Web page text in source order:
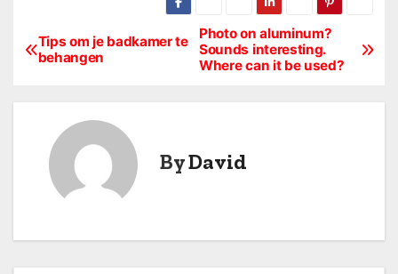
B
Photo on aluminum?
Sounds interesting.
Where can it be used?
Tips om je badkamer te
behangen
ByDavid